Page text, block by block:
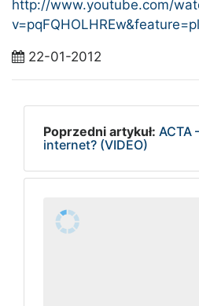
http://www.youtube.com/
22-01-2012
Poprzedni artykuł: ACTA
internet? (VIDEO)